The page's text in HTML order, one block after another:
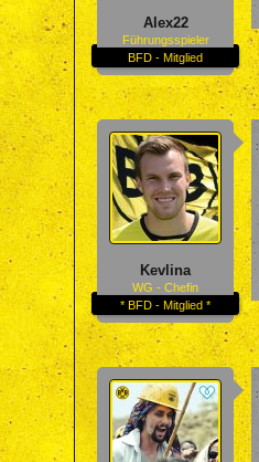
Alex22
Führungsspieler
BFD - Mitglied
Kevlina
WG - Chefin
* BFD - Mitglied *